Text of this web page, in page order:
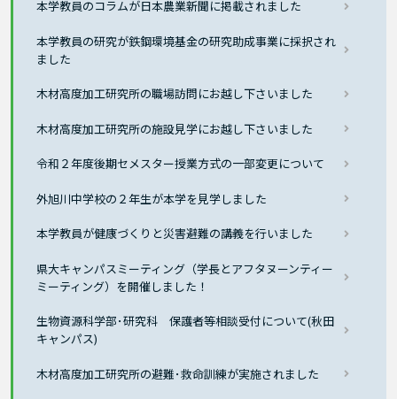
本学教員のコラムが日本農業新聞に掲載されました
本学教員の研究が鉄鋼環境基金の研究助成事業に採択され
ました
木材高度加工研究所の職場訪問にお越し下さいました
木材高度加工研究所の施設見学にお越し下さいました
令和２年度後期セメスター授業方式の一部変更について
外旭川中学校の２年生が本学を見学しました
本学教員が健康づくりと災害避難の講義を行いました
県大キャンパスミーティング（学長とアフタヌーンティー
ミーティング）を開催しました！
生物資源科学部･研究科 保護者等相談受付について(秋田
キャンパス)
木材高度加工研究所の避難･救命訓練が実施されました